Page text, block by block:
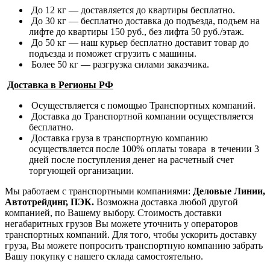
До 12 кг — доставляется до квартиры бесплатно.
До 30 кг — бесплатно доставка до подъезда, подъем на
лифте до квартиры 150 руб., без лифта 50 руб./этаж.
До 50 кг — наш курьер бесплатно доставит товар до
подъезда и поможет сгрузить с машины.
Более 50 кг — разгрузка силами заказчика.
Доставка в Регионы РФ
Осуществляется с помощью Транспортных компаний.
Доставка до Транспортной компании осуществляется
бесплатно.
Доставка груза в транспортную компанию
осуществляется после 100% оплаты товара в течении 3
дней после поступления денег на расчетный счет
торгующей организации.
Мы работаем с транспортными компаниями: Деловые Линии,
Автотрейдинг, ПЭК. Возможна доставка любой другой
компанией, по Вашему выбору. Стоимость доставки
негабаритных грузов Вы можете уточнить у операторов
транспортных компаний. Для того, чтобы ускорить доставку
груза, Вы можете попросить транспортную компанию забрать
Вашу покупку с нашего склада самостоятельно.